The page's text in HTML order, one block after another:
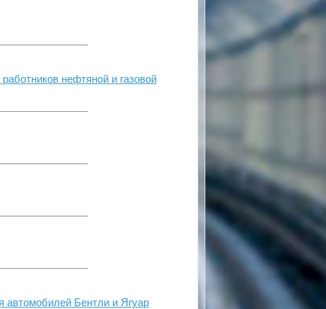
нефтяной и газовой
автомобилей Бентли и Ягуар